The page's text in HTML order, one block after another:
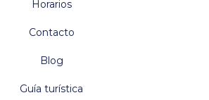
Horarios
Contacto
Blog
Guía turística